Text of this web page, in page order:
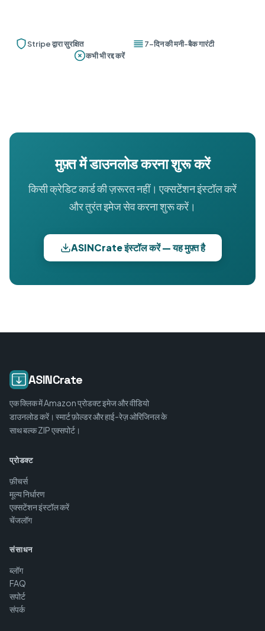
Stripe द्वारा सुरक्षित
7-दिन की मनी-बैक गारंटी
कभी भी रद्द करें
मुफ़्त में डाउनलोड करना शुरू करें
किसी क्रेडिट कार्ड की ज़रूरत नहीं। एक्सटेंशन इंस्टॉल करें
और तुरंत इमेज सेव करना शुरू करें।
ASINCrate इंस्टॉल करें — यह मुफ़्त है
ASINCrate
एक क्लिक में Amazon प्रोडक्ट इमेज और वीडियो
डाउनलोड करें। स्मार्ट फ़ोल्डर और हाई-रेज़ ओरिजिनल के
साथ बल्क ZIP एक्सपोर्ट।
प्रोडक्ट
फ़ीचर्स
मूल्य निर्धारण
एक्सटेंशन इंस्टॉल करें
चेंजलॉग
संसाधन
ब्लॉग
FAQ
सपोर्ट
संपर्क